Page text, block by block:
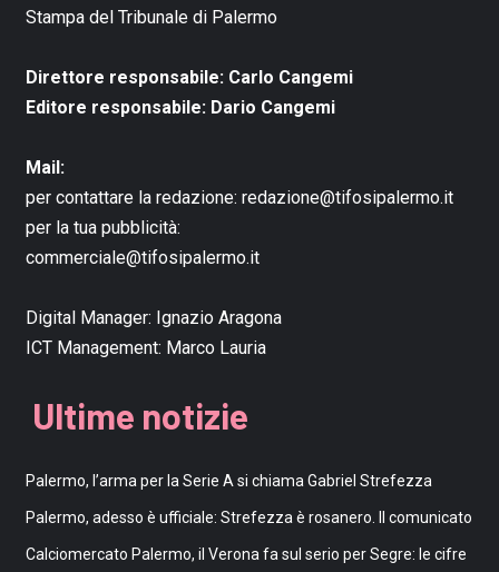
Stampa del Tribunale di Palermo
Direttore responsabile: Carlo Cangemi
Editore responsabile: Dario Cangemi
Mail:
per contattare la redazione: redazione@tifosipalermo.it
per la tua pubblicità:
commerciale@tifosipalermo.it
Digital Manager: Ignazio Aragona
ICT Management: Marco Lauria
Ultime notizie
Palermo, l’arma per la Serie A si chiama Gabriel Strefezza
Palermo, adesso è ufficiale: Strefezza è rosanero. Il comunicato
Calciomercato Palermo, il Verona fa sul serio per Segre: le cifre